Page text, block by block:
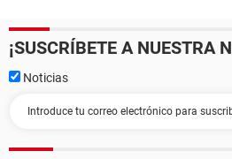
¡SUSCRÍBETE A NUESTRA
Noticias